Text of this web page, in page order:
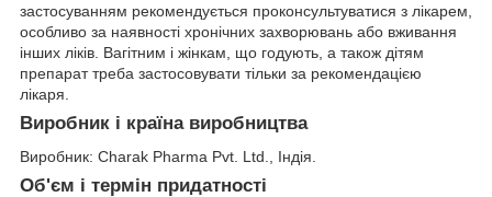
застосуванням рекомендується проконсультуватися з лікарем,
особливо за наявності хронічних захворювань або вживання
інших ліків. Вагітним і жінкам, що годують, а також дітям
препарат треба застосовувати тільки за рекомендацією
лікаря.
Виробник і країна виробництва
Виробник: Charak Pharma Pvt. Ltd., Індія.
Об'єм і термін придатності